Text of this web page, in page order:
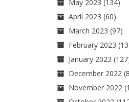
May 2023 (134)
April 2023 (60)
March 2023 (97)
February 2023
January 2023
December 2022
November 2022